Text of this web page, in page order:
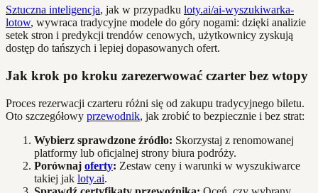
Sztuczna inteligencja, jak w przypadku loty.ai/ai-wyszukiwarka-
lotow, wywraca tradycyjne modele do góry nogami: dzięki analizie
setek stron i predykcji trendów cenowych, użytkownicy zyskują
dostęp do tańszych i lepiej dopasowanych ofert.
Jak krok po kroku zarezerwować czarter bez wtopy
Proces rezerwacji czarteru różni się od zakupu tradycyjnego biletu.
Oto szczegółowy przewodnik, jak zrobić to bezpiecznie i bez strat:
Wybierz sprawdzone źródło: Skorzystaj z renomowanej
platformy lub oficjalnej strony biura podróży.
Porównaj oferty: Zestaw ceny i warunki w wyszukiwarce
takiej jak loty.ai.